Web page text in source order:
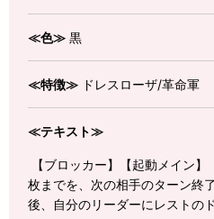
≪色≫ 黒
≪特徴≫ ドレスローザ/革命軍
≪テキスト≫
【ブロッカー】【起動メイン
枚までを、次の相手のターン終
後、自分のリーダーにレストの